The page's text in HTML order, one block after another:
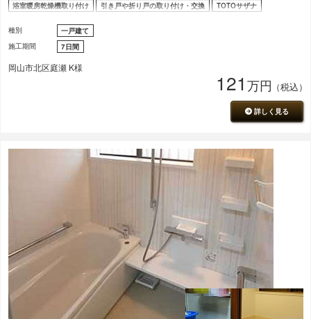
浴室暖房乾燥機取り付け
引き戸や折り戸の取り付け・交換
TOTOサザナ
種別
一戸建て
施工期間
7日間
岡山市北区庭瀬 K様
121 万円 （税込）
詳しく見る